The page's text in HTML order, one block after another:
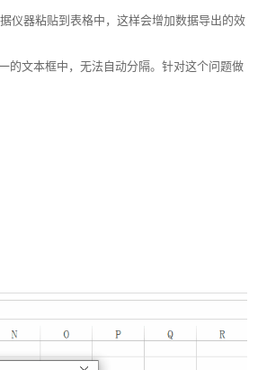
仪器粘贴到表格中，这样会增加数据导出的效
的文本框中，无法自动分隔。针对这个问题做